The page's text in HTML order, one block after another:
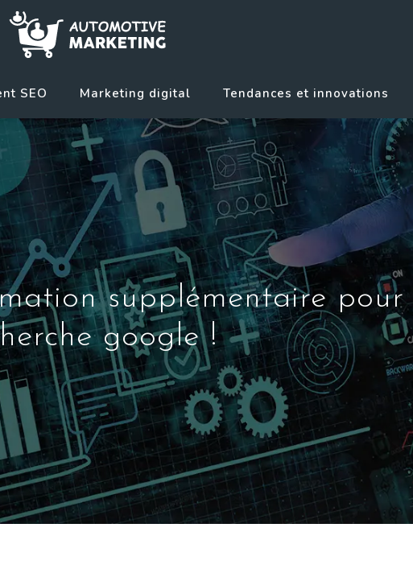
SEO Marketing digital Tendances et innovations
supplémentaire
google !